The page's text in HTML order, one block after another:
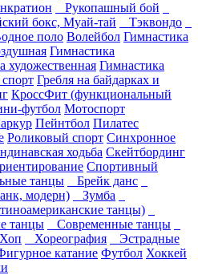
Рукопашный бой
бокс, Муай-тай
Тэквондо
поло Волейбол Гимнастика
Гимнастика
художественная Гимнастика
Гребля на байдарках и
КроссФит (функциональный
футбол Мотоспорт
Пейнтбол Пилатес
Роликовый спорт Синхронное
ходьба Скейтбординг
Спортивный
танцы
Брейк данс
модерн)
Зумба
танцы)
танцы
Современные танцы
Хореография
Эстрадные
катание Футбол Хоккей